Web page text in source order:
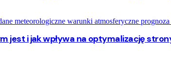
jest i jak wpływa na optymalizację